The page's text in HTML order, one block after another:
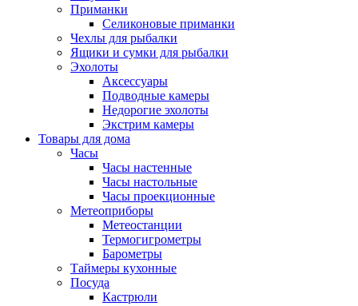
Приманки
Селиконовые приманки
Чехлы для рыбалки
Ящики и сумки для рыбалки
Эхолоты
Аксессуары
Подводные камеры
Недорогие эхолоты
Экстрим камеры
Товары для дома
Часы
Часы настенные
Часы настольные
Часы проекционные
Метеоприборы
Метеостанции
Термогигрометры
Барометры
Таймеры кухонные
Посуда
Кастрюли